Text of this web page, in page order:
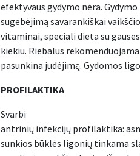
efektyvaus gydymo nėra.
sugebėjimą savarankiškai
vitaminai, speciali dieta su
kiekiu. Riebalus
pasunkina judėjimą. Gydomos
PROFILAKTIKA
Svarbi
antrinių infekcijų profilaktika:
sunkios būklės ligonių tinkama